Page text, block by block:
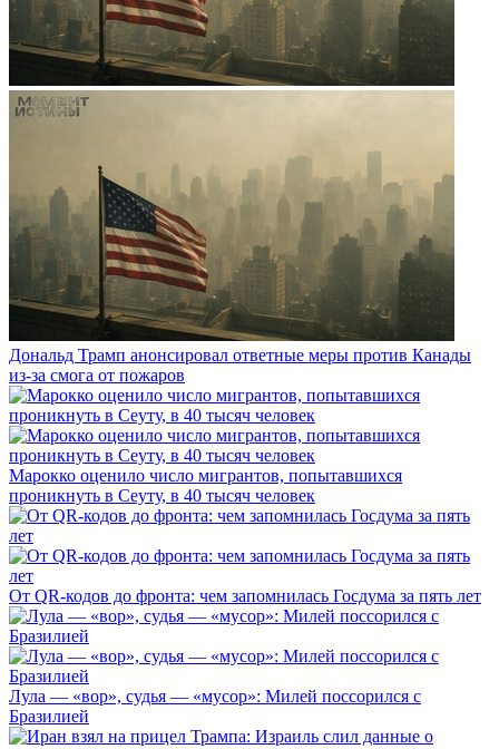
Дональд Трамп анонсировал ответные меры против Канады
из-за смога от пожаров
Марокко оценило число мигрантов, попытавшихся
проникнуть в Сеуту, в 40 тысяч человек
От QR-кодов до фронта: чем запомнилась Госдума за пять лет
Лула — «вор», судья — «мусор»: Милей поссорился с
Бразилией